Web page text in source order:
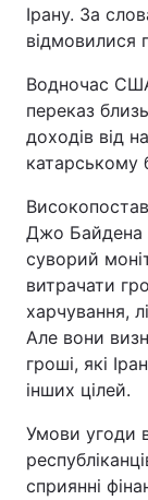
Ірану. За
відмовилися
Водночас
переказ
доходів від
катарському
Джо Байдена
суворий
витрачати
харчування,
Але вони
гроші, які
інших цілей.
Умови угоди
сприянні